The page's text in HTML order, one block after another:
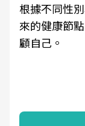
根據不同性
來的健康節
顧自己。